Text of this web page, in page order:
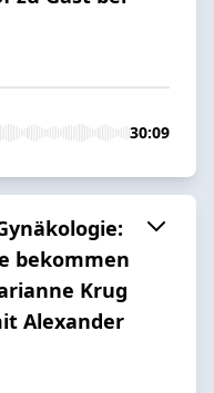
30:09
bekommen
Krug
Alexander